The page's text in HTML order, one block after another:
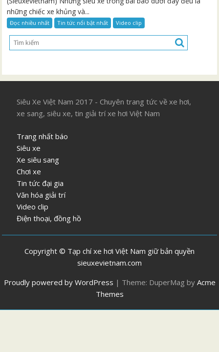
những chiếc xe khủng và...
Đọc nhiều nhất Tin tức nổi bật nhất Video clip
Siêu Xe Việt Nam 2017 - Chuyên trang tức về xe hơi,
xe sang, siêu xe, tin giải trí xe hơi Việt Nam
Trang nhất báo
Siêu xe
Xe siêu sang
Chơi xe
Tin tức đại gia
Văn hóa giải trí
Video clip
Điện thoại, đồng hồ
Copyright © Tạp chí xe hơi Việt Nam giữ bản quyền
sieuxevietnam.com
Proudly powered by WordPress | Theme: DuperMag by Acme
Themes